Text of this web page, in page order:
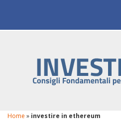
Home » investire in ethereum